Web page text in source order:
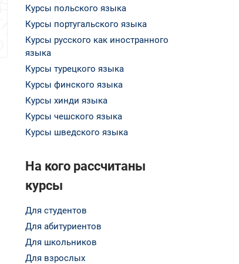
Курсы польского языка
Курсы португальского языка
Курсы русского как иностранного
языка
Курсы турецкого языка
Курсы финского языка
Курсы хинди языка
Курсы чешского языка
Курсы шведского языка
На кого рассчитаны
курсы
Для студентов
Для абитуриентов
Для школьников
Для взрослых